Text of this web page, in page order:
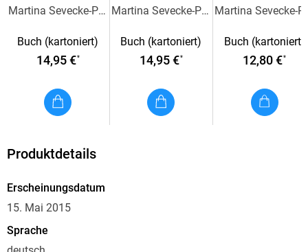
sich auf die Suche nach dem Entführer und trifft auf einen
Mörder.
Martina Sevecke-Pohlen
Buch (kartoniert)
14,95 €*
Martina Sevecke-Pohlen
Buch (kartoniert)
14,95 €*
Buch (kartoniert)
12,80 €*
Produktdetails
Erscheinungsdatum
15. Mai 2015
Sprache